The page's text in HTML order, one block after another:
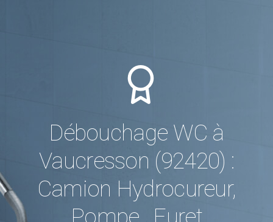
Débouchage WC à
Vaucresson (92420) :
Camion Hydrocureur,
Pompe , Furet